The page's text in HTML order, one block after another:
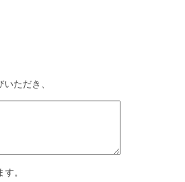
ただき、
。